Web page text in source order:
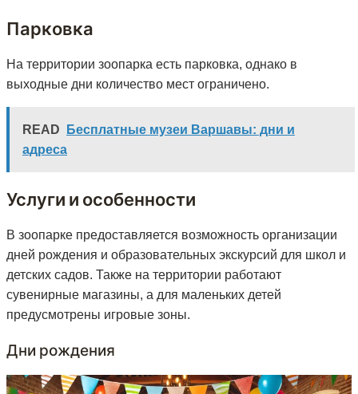
Парковка
На территории зоопарка есть парковка, однако в
выходные дни количество мест ограничено.
READ
Бесплатные музеи Варшавы: дни и
адреса
Услуги и особенности
В зоопарке предоставляется возможность организации
дней рождения и образовательных экскурсий для школ и
детских садов. Также на территории работают
сувенирные магазины, а для маленьких детей
предусмотрены игровые зоны.
Дни рождения